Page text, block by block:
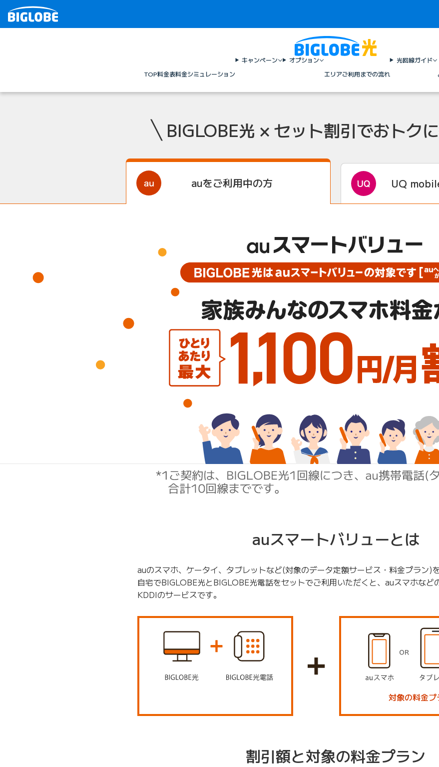
TOP料金表料金シミュレーション
キャンペーン
オプション
エリアご利用までの流れ
光回線ガイド
BIGLOBE光 × セット割引でおトク
auをご利用中の方 UQ
auスマートバリューとは
auのスマホ、ケータイ、タブレットなど(対象のデータ定額サービス・料金プラン)
自宅でBIGLOBE光とBIGLOBE光電話をセットでご利用いただくと、auスマホなど
KDDIのサービスです。
対象の料金
割引額と対象の料金プラン